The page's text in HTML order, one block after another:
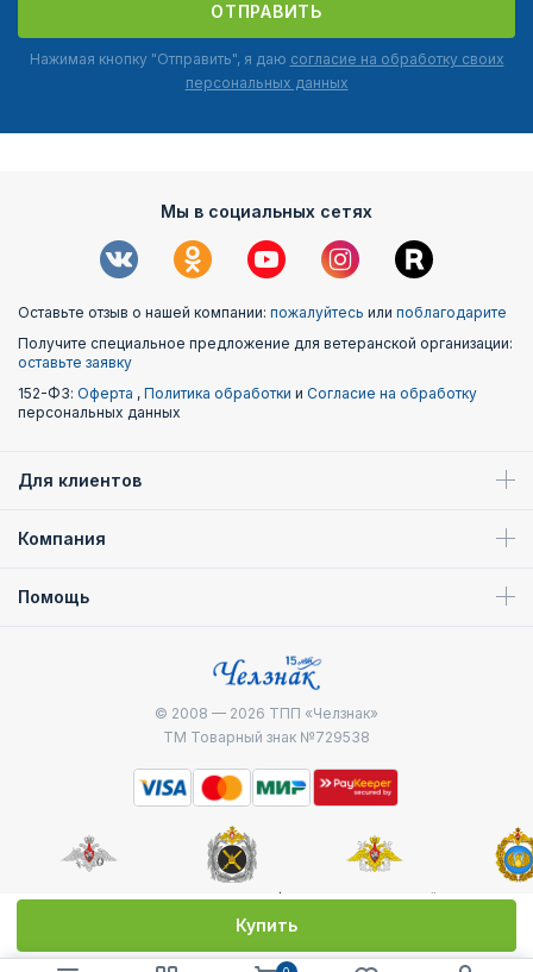
Купить
ОТПРАВИТЬ
Нажимая кнопку "Отправить", я даю согласие на обработку своих
персональных данных
Мы в социальных сетях
Оставьте отзыв о нашей компании: пожалуйтесь или поблагодарите
Получите специальное предложение для ветеранской организации:
оставьте заявку
152-ФЗ: Оферта , Политика обработки и Согласие на обработку
персональных данных
Для клиентов
Компания
Помощь
© 2008 — 2026 ТПП «Челзнак»
ТМ Товарный знак №729538
Министерство
Генштаб ВС РФ
Военно-морской